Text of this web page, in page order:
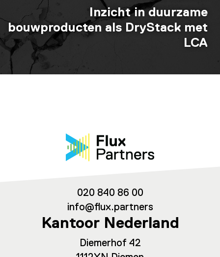
Inzicht in duurzame
bouwproducten als DryStack met
LCA
020 840 86 00
info@flux.partners
Kantoor Nederland
Diemerhof 42